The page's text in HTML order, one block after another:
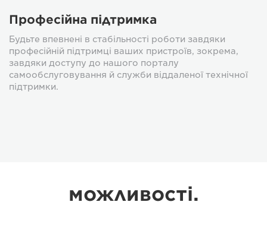
Професійна підтримка
Будьте впевнені в стабільності роботи завдяки
професійній підтримці ваших пристроїв, зокрема,
завдяки доступу до нашого порталу
самообслуговування й служби віддаленої технічної
підтримки.
можливості.